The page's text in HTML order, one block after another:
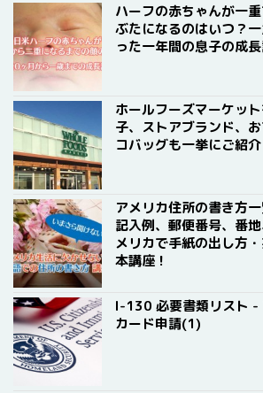
ハーフの赤ちゃんが一
ぶたになるのはいつ？
った一年間の息子の成長
ホールフーズマーケッ
子、ストアブランド、
コバッグも一挙にご紹介
アメリカ住所の書き方
記入例、郵便番号、番
メリカで手紙の出し方
本講座！
I-130 必要書類リスト -
カード申請(1)